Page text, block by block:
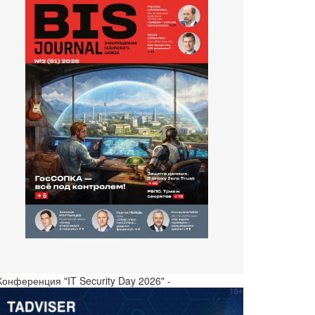
"IT Security Day 2026" -